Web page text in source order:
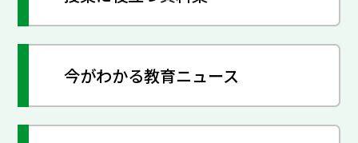
今がわかる教育ニュース